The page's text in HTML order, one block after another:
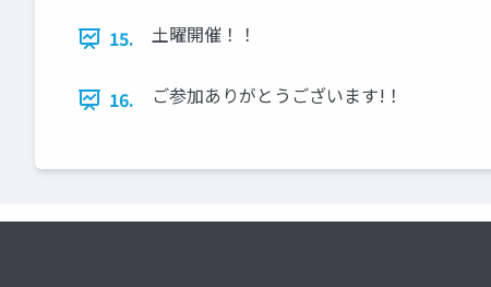
15. 土曜開催！！
16. ご参加ありがとうございます!！